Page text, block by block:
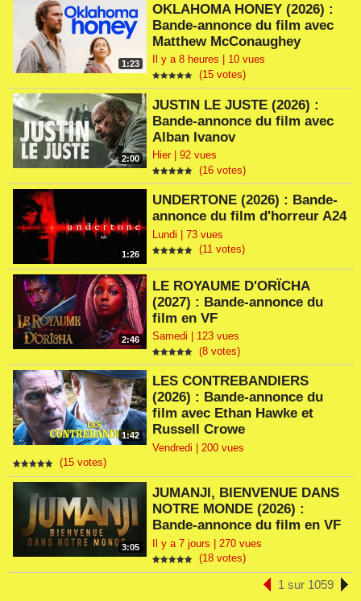
1:23
OKLAHOMA HONEY (2026) :
Bande-annonce du film avec
Matthew McConaughey
Il y a 8 heures | 10 vues
(15 votes)
2:00
JUSTIN LE JUSTE (2026) :
Bande-annonce du film avec
Alban Ivanov
Hier | 92 vues
(16 votes)
1:26
UNDERTONE (2026) : Bande-
annonce du film d'horreur A24
Lundi | 73 vues
(11 votes)
2:46
LE ROYAUME D'ORÏCHA
(2027) : Bande-annonce du
film en VF
Samedi | 123 vues
(8 votes)
1:42
LES CONTREBANDIERS
(2026) : Bande-annonce du
film avec Ethan Hawke et
Russell Crowe
Vendredi | 200 vues
(15 votes)
3:05
JUMANJI, BIENVENUE DANS
NOTRE MONDE (2026) :
Bande-annonce du film en VF
Il y a 7 jours | 270 vues
(18 votes)
1 sur 1059